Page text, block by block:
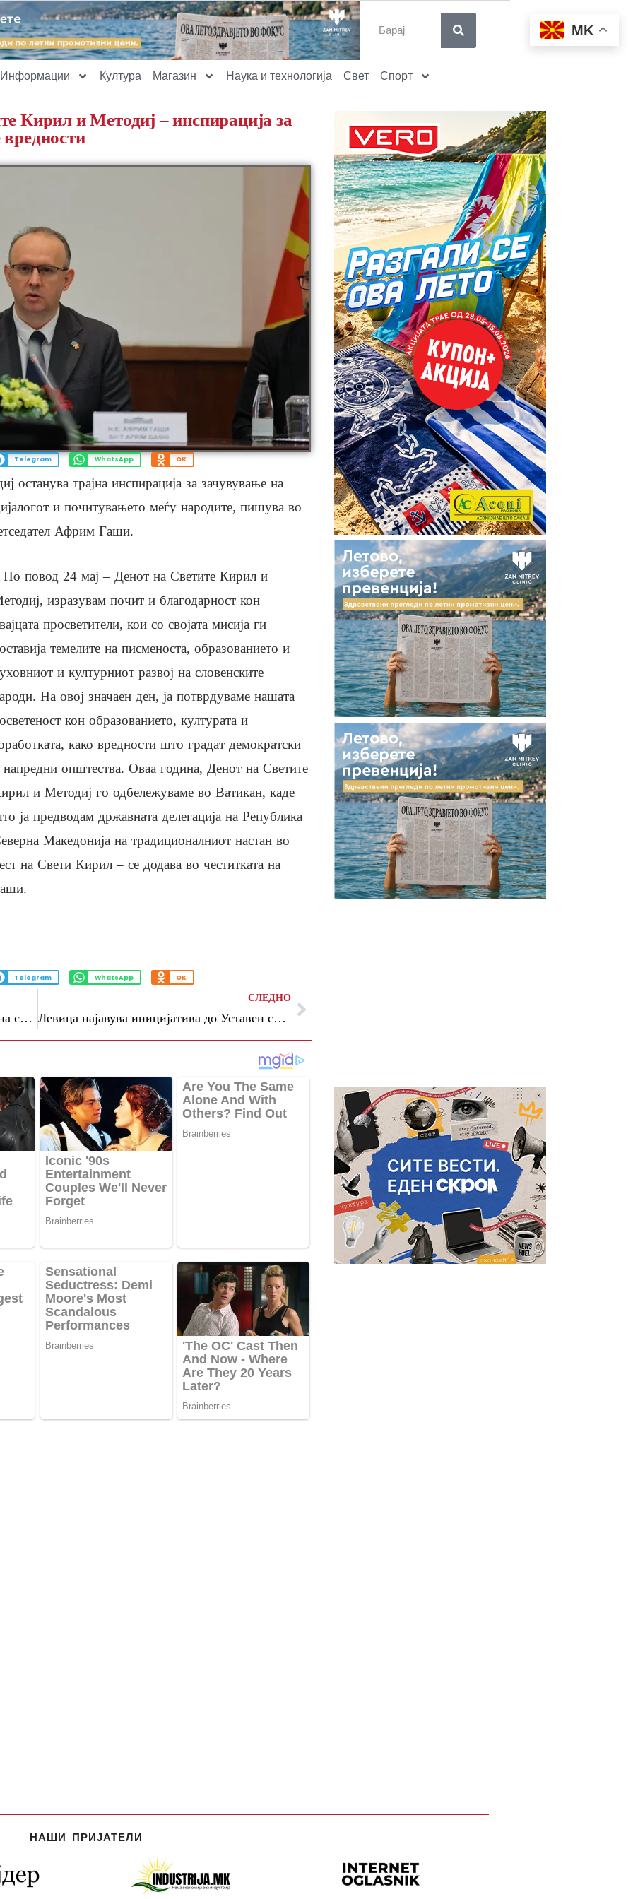
Информации Култура Магазин Наука и технологија Свет Спорт
Кирил и Методиј – инспирација за
Telegram WhatsApp OK
останува трајна инспирација за зачувување на
и почитувањето меѓу народите, пишува во
Африм Гаши.
По повод 24 мај – Денот на Светите Кирил и
изразувам почит и благодарност кон
просветители, кои со својата мисија ги
темелите на писменоста, образованието и
и културниот развој на словенските
На овој значаен ден, ја потврдуваме нашата
кон образованието, културата и
како вредности што градат демократски
општества. Оваа година, Денот на Светите
и Методиј го одбележуваме во Ватикан, каде
ја предводам државната делегација на Република
Македонија на традиционалниот настан во
на Свети Кирил – се додава во честитката на
Telegram WhatsApp OK
(Видео) Хит на социјалните мрежи стана снимка со „нарушени меѓузајачки односи“ во Куманово
СЛЕДНО
Левица најавува иницијатива до Уставен суд за измените на Законот за минерални суровини
НАШИ ПРИЈАТЕЛИ
MK